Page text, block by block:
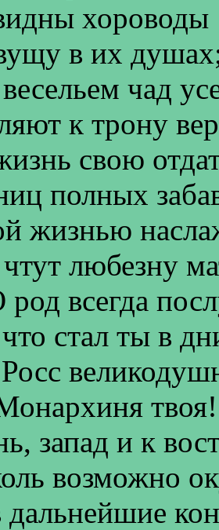
хороводы
в их
чад
к трону
свою
полных
жизнью
любезну
всегда
стал ты в
запад и к
возможно
дальнейшие